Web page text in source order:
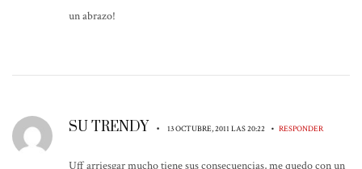
un abrazo!
SU TRENDY • 13 OCTUBRE, 2011 LAS 20:22 • RESPONDER
Uff arriesgar mucho tiene sus consecuencias, me quedo con un